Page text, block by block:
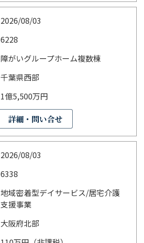
2026/08/03
6228
障がいグループホーム複数棟
千葉県西部
1億5,500万円
詳細・問い合せ
2026/08/03
6338
地域密着型デイサービス/居宅介護
支援事業
大阪府北部